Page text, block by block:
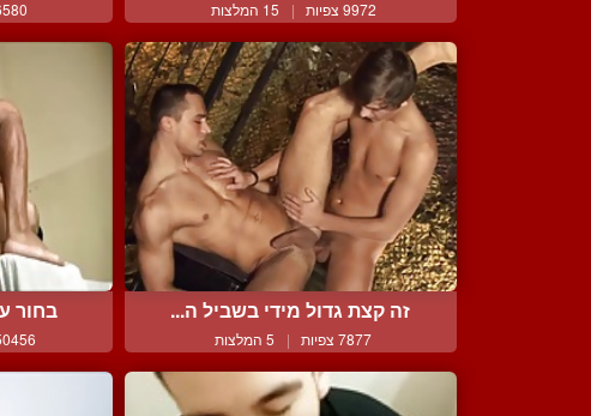
9972 צפיות | 15 המלצות 6580
זה קצת גדול מידי בשביל ה...
7877 צפיות | 5 המלצות
בחור
50456